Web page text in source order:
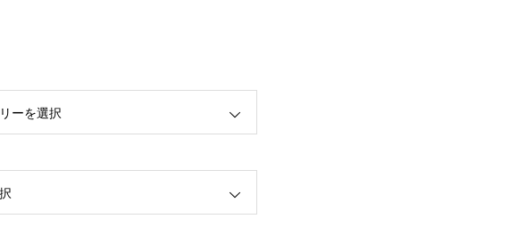
ーを選択